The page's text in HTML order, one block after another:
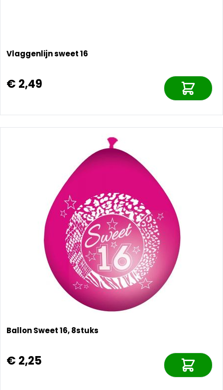
Vlaggenlijn sweet 16
€ 2,49
Ballon Sweet 16, 8stuks
€ 2,25